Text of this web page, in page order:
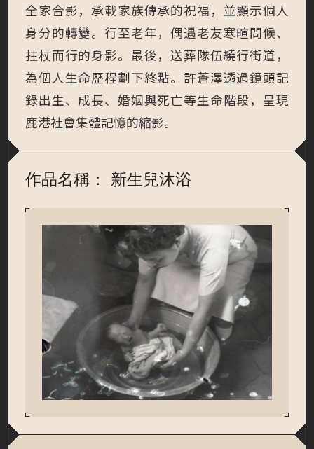
全家合影，承載家族傳承的祝福，並顯示個人
身分的轉變。行至老年，偶遇老友寒暄問候、
拄杖而行的身影。最後，送葬隊伍繞行街道，
為個人生命歷程劃下終點。許蒼澤透過鏡頭記
錄出生、成長、婚姻與死亡等生命階段，呈現
鹿港社會集體記憶的縮影。
作品名稱： 新生兒沐浴